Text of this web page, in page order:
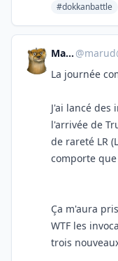
#dokkanbattle
Marud @
La journée
J'ai lancé des
l'arrivée de
de rareté LR
comporte
Ça m'aura
WTF les
trois